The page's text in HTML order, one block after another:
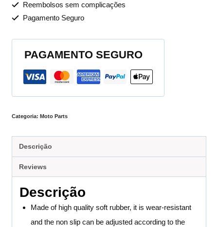
Reembolsos sem complicações
Pagamento Seguro
PAGAMENTO SEGURO
Categoria: Moto Parts
Descrição
Reviews
Descrição
Made of high quality soft rubber, it is wear-resistant
and the non slip can be adjusted according to the